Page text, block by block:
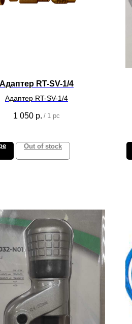
Адаптер RT-SV-1/4
Адаптер RT-SV-1/4
1 050 р. / 1 pc
Out of stock